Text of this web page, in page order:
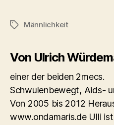
Schlagwörter
Männlichkeit
Von Ulrich
einer der beiden 2mecs.
Schwulenbewegt, Aids-
Von 2005 bis 2012
www.ondamaris.de Ulli